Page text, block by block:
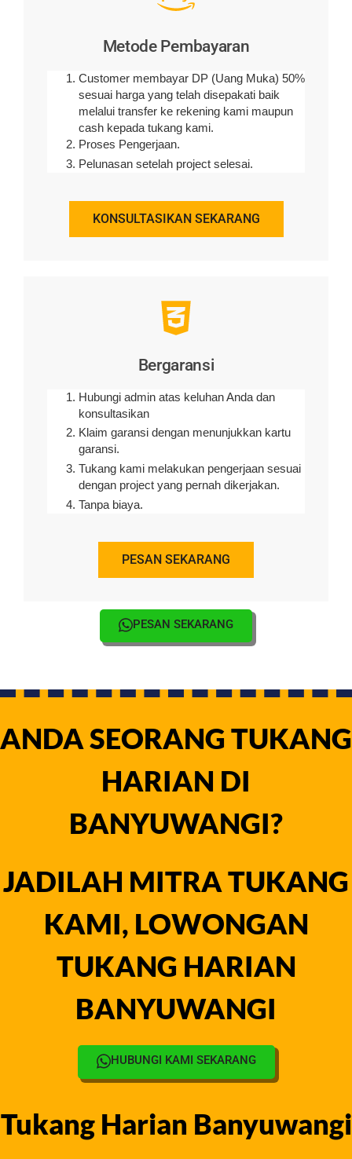
Metode Pembayaran
Customer membayar DP (Uang Muka) 50%
sesuai harga yang telah disepakati baik
melalui transfer ke rekening kami maupun
cash kepada tukang kami.
Proses Pengerjaan.
Pelunasan setelah project selesai.
KONSULTASIKAN SEKARANG
Bergaransi
Hubungi admin atas keluhan Anda dan
konsultasikan
Klaim garansi dengan menunjukkan kartu
garansi.
Tukang kami melakukan pengerjaan sesuai
dengan project yang pernah dikerjakan.
Tanpa biaya.
PESAN SEKARANG
PESAN SEKARANG
ANDA SEORANG TUKANG
HARIAN DI
BANYUWANGI?
JADILAH MITRA TUKANG
KAMI, LOWONGAN
TUKANG HARIAN
BANYUWANGI
HUBUNGI KAMI SEKARANG
Tukang Harian Banyuwangi